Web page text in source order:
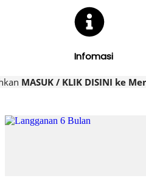
Infomasi
MASUK / KLIK DISINI ke